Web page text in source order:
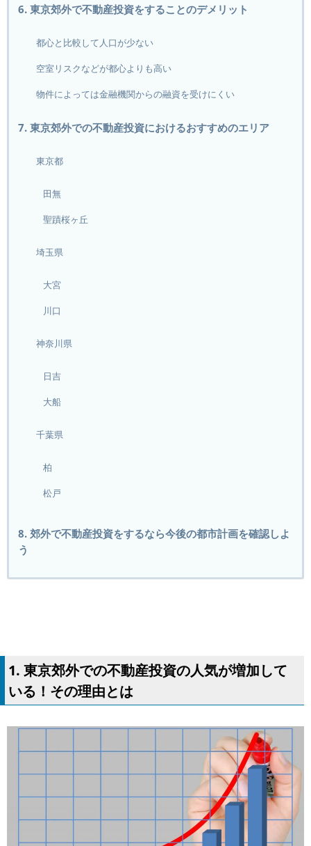
6. 東京郊外で不動産投資をすることのデメリット
都心と比較して人口が少ない
空室リスクなどが都心よりも高い
物件によっては金融機関からの融資を受けにくい
7. 東京郊外での不動産投資におけるおすすめのエリア
東京都
田無
聖蹟桜ヶ丘
埼玉県
大宮
川口
神奈川県
日吉
大船
千葉県
柏
松戸
8. 郊外で不動産投資をするなら今後の都市計画を確認しよ
う
1. 東京郊外での不動産投資の人気が増加して
いる！その理由とは